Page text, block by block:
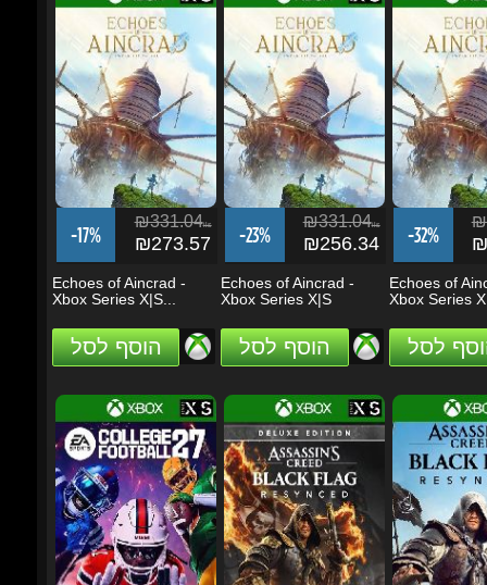
-17%
₪331.04ils
₪273.57
Echoes of Aincrad -
Xbox Series X|S...
הוסף לסל
-23%
₪331.04ils
₪256.34
Echoes of Aincrad -
Xbox Series X|S
הוסף לסל
-32%
Echoes of
Xbox Series
לסל
-17%
₪331.04
₪276.26 -17%
₪331.04ils
₪273.57 -18%